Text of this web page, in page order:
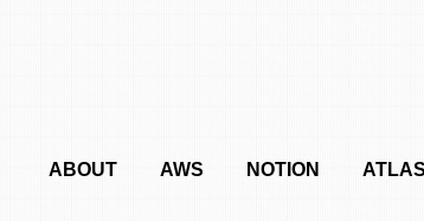
ABOUT AWS NOTION